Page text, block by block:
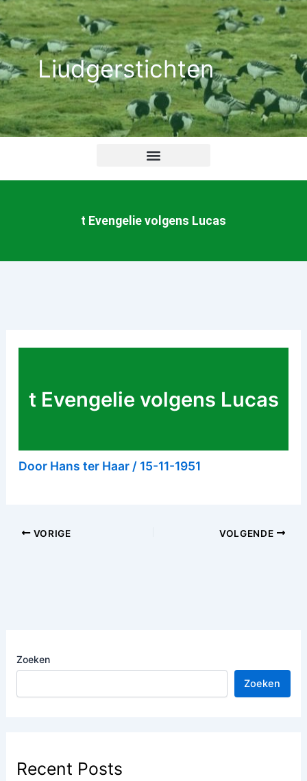
Ga
naar
de
inhoudLiudgerstichten
t Evengelie volgens Lucas
Zoeken
Zoeken
Recent Posts
t Evengelie volgens Lucas
Door Hans ter Haar / 15-11-1951
VORIGE VOLGENDE